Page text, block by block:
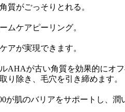
質がごっそりとれる。
ムケアピーリング。
アが実現できます。
AHAが古い角質を効果的にオ
り除き、毛穴を引き締めます。
が肌のバリアをサポートし、潤